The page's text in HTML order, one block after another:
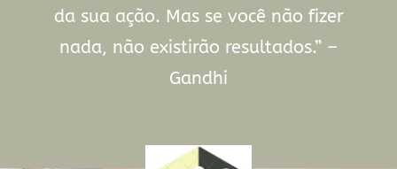
da sua ação. Mas se você não fizer
nada, não existirão resultados.” –
Gandhi